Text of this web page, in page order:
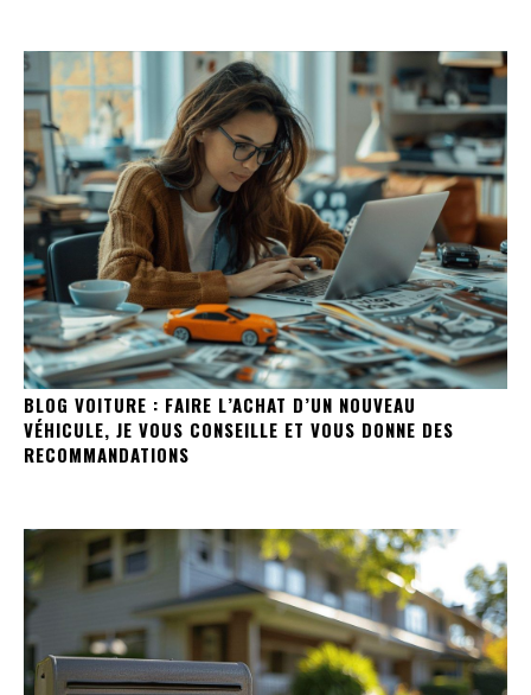
BLOG VOITURE : FAIRE L’ACHAT D’UN NOUVEAU
VÉHICULE, JE VOUS CONSEILLE ET VOUS DONNE DES
RECOMMANDATIONS